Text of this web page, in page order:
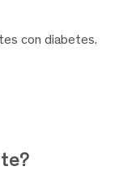
con diabetes.